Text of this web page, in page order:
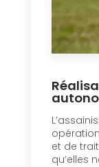
et de
qu’elles